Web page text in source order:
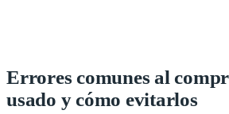
Errores comunes al
usado y cómo evitarlos